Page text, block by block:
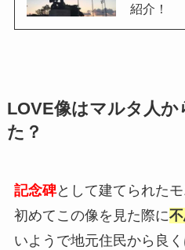
紹介！
LOVE像はマルタ人か
た？
記念碑として建てられた
初めてこの像を見た際に
いようで地元住民から良